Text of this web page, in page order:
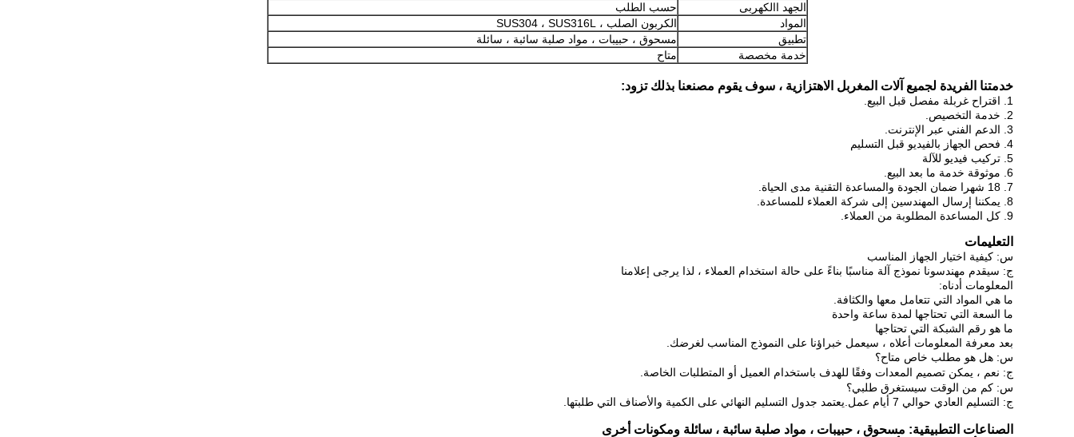
الجهد االكهربى
حسب الطلب
المواد
الكربون الصلب ، SUS304 ، SUS316L
تطبيق
مسحوق ، حبيبات ، مواد صلبة سائبة ، سائلة
خدمة مخصصة
متاح
خدمتنا الفريدة لجميع آلات المغربل الاهتزازية ، سوف يقوم مصنعنا بذلكتزود:
1. اقتراح غربلة مفصل قبل البيع.
2. خدمة التخصيص.
3. الدعم الفني عبر الإنترنت.
4. فحص الجهاز بالفيديو قبل التسليم
5. تركيب فيديو للآلة
6. موثوقة خدمة ما بعد البيع.
7. 18 شهرا ضمان الجودة والمساعدة التقنية مدى الحياة.
8. يمكننا إرسال المهندسين إلى شركة العملاء للمساعدة.
9. كل المساعدة المطلوبة من العملاء.
التعليمات
س: كيفية اختيار الجهاز المناسب
ج: سيقدم مهندسونا نموذج آلة مناسبًا بناءً على حالة استخدام العملاء ، لذا يرجى إعلامنا
المعلومات أدناه:
ما هي المواد التي تتعامل معها والكثافة.
ما السعة التي تحتاجها لمدة ساعة واحدة
ما هو رقم الشبكة التي تحتاجها
بعد معرفة المعلومات أعلاه ، سيعمل خبراؤنا على النموذج المناسب لغرضك.
س: هل هو مطلب خاص متاح؟
ج: نعم ، يمكن تصميم المعدات وفقًا للهدف باستخدام العميل أو المتطلبات الخاصة.
س: كم من الوقت سيستغرق طلبي؟
ج: التسليم العادي حوالي 7 أيام عمل.يعتمد جدول التسليم النهائي على الكمية والأصناف التي طلبتها.
الصناعات التطبيقية: مسحوق ، حبيبات ، مواد صلبة سائبة ، سائلة ومكونات أخرى